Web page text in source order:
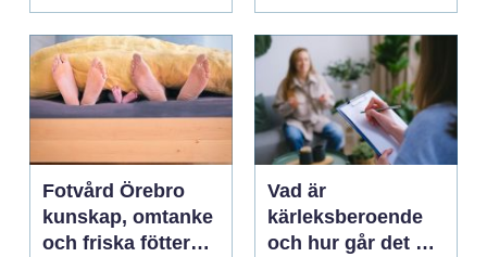
Fotvård Örebro
kunskap, omtanke
och friska fötter
Vad är
kärleksberoende
och hur går det att